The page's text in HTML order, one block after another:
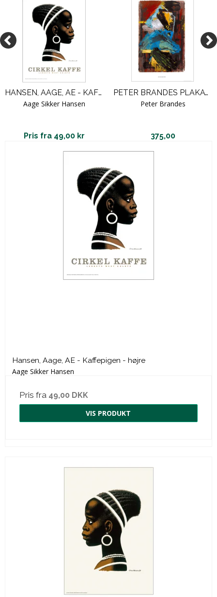
HANSEN, AAGE, AE - KAFFEPIGEN - HØJRE
Aage Sikker Hansen
Pris fra 49,00 kr
PETER BRANDES PLAKAT. GALERIE MODERNE 3
Peter Brandes
375,00
Hansen, Aage, AE - Kaffepigen - højre
Aage Sikker Hansen
Pris fra 49,00 DKK
VIS PRODUKT